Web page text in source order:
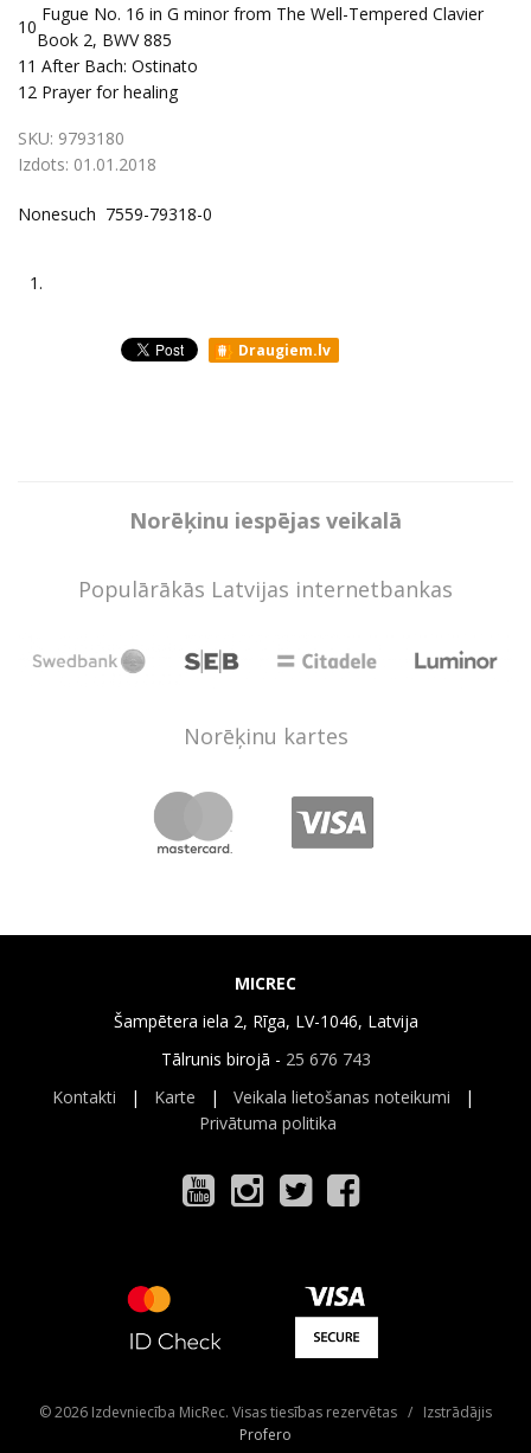
10
Fugue No. 16 in G minor from The Well-Tempered Clavier
Book 2, BWV 885
11 After Bach: Ostinato
12 Prayer for healing
SKU: 9793180
Izdots: 01.01.2018
Nonesuch 7559-79318-0
1.
Draugiem.lv
Norēķinu iespējas veikalā
Populārākās Latvijas internetbankas
Norēķinu kartes
MICREC
Šampētera iela 2, Rīga, LV-1046, Latvija
Tālrunis birojā - 25 676 743
Kontakti | Karte | Veikala lietošanas noteikumi |
Privātuma politika
© 2026 Izdevniecība MicRec. Visas tiesības rezervētas / Izstrādājis
Profero